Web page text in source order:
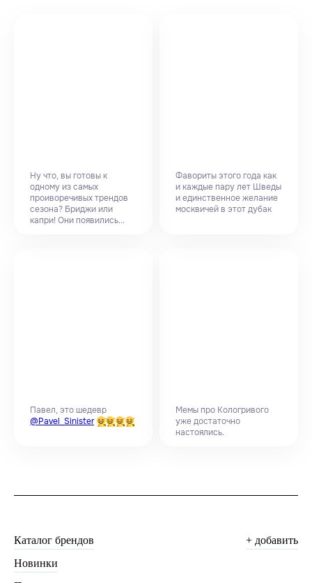
Ну что, вы готовы к
одному из самых
проиворечивых трендов
сезона? Бриджи или
капри! Они появились...
Фавориты этого года как
и каждые пару лет Шведы
и единственное желание
москвичей в этот дубак
Павел, это шедевр
@Pavel_Sinister
Мемы про Кологривого
уже достаточно
настоялись.
Каталог брендов
Новинки
+ добавить